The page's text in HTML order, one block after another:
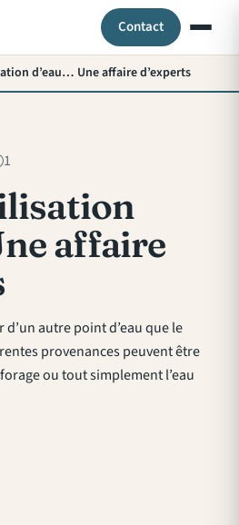
Contact
d’eau… Une affaire d’experts
1
affaire
autre point d’eau que le
provenances peuvent être
forage ou tout simplement l’eau